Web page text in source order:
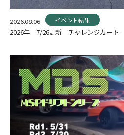
2026.08.06 イベント結果
2026年 7/26更新 チャレンジカート